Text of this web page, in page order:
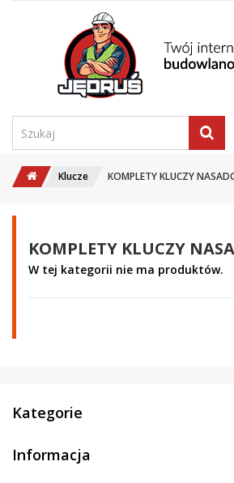
Klucze KOMPLETY KLUCZY
KOMPLETY KLUCZY
W tej kategorii nie ma produktów.
Kategorie
Informacja